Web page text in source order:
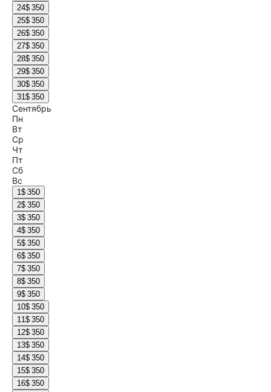
24$ 350
25$ 350
26$ 350
27$ 350
28$ 350
29$ 350
30$ 350
31$ 350
Сентябрь
Пн
Вт
Ср
Чт
Пт
Сб
Вс
1$ 350
2$ 350
3$ 350
4$ 350
5$ 350
6$ 350
7$ 350
8$ 350
9$ 350
10$ 350
11$ 350
12$ 350
13$ 350
14$ 350
15$ 350
16$ 350